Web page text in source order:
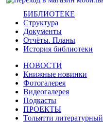
БИБЛИОТЕКЕ
Структура
Документы
Отчёты. Планы
История библиотеки
НОВОСТИ
Книжные новинки
Фотогалерея
Видеогалерея
Подкасты
ПРОЕКТЫ
Тольятти литературный